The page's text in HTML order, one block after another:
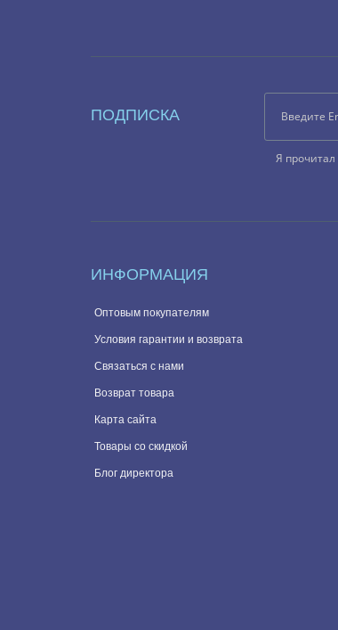
ПОДПИСКА
Я прочитал
ИНФОРМАЦИЯ
Оптовым покупателям
Условия гарантии и возврата
Связаться с нами
Возврат товара
Карта сайта
Товары со скидкой
Блог директора